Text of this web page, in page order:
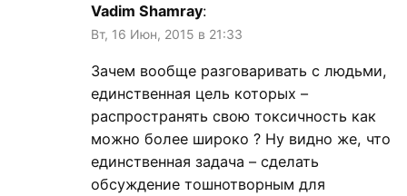
Vadim Shamray:
Вт, 16 Июн, 2015 в 21:33
Зачем вообще разговаривать с людьми,
единственная цель которых –
распространять свою токсичность как
можно более широко ? Ну видно же, что
единственная задача – сделать
обсуждение тошнотворным для